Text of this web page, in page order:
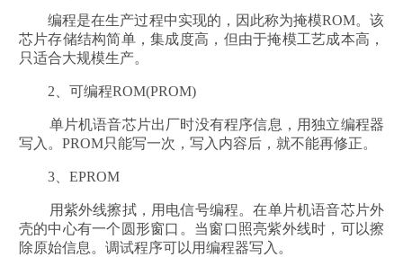
编程是在生产过程中实现的，因此称为掩模ROM。该
芯片存储结构简单，集成度高，但由于掩模工艺成本高，
只适合大规模生产。
2、可编程ROM(PROM)
单片机语音芯片出厂时没有程序信息，用独立编程器
写入。PROM只能写一次，写入内容后，就不能再修正。
3、EPROM
用紫外线擦拭，用电信号编程。在单片机语音芯片外
壳的中心有一个圆形窗口。当窗口照亮紫外线时，可以擦
除原始信息。调试程序可以用编程器写入。